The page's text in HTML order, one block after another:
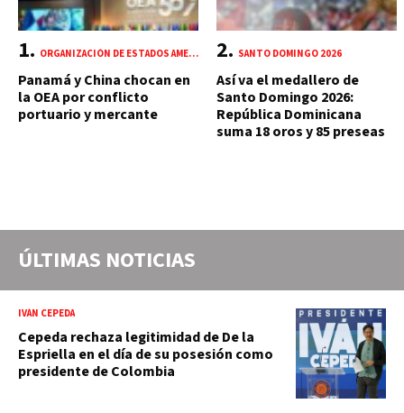
ORGANIZACIÓN DE ESTADOS AMERICANOS (OEA)
Panamá y China chocan en
la OEA por conflicto
portuario y mercante
SANTO DOMINGO 2026
Así va el medallero de
Santo Domingo 2026:
República Dominicana
suma 18 oros y 85 preseas
ÚLTIMAS NOTICIAS
IVÁN CEPEDA
Cepeda rechaza legitimidad de De la
Espriella en el día de su posesión como
presidente de Colombia